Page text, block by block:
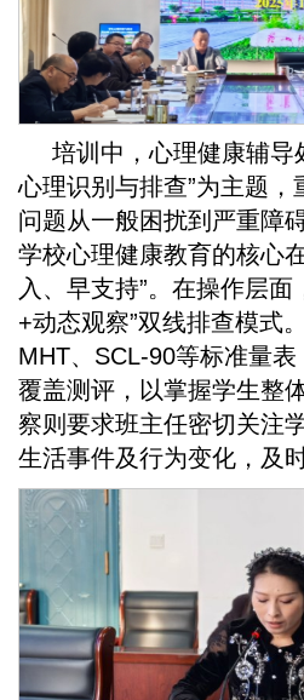
培训中，心理健康辅导
心理识别与排查”为主题，
问题从一般困扰到严重障
学校心理健康教育的核心
入、早支持”。在操作层面
+动态观察”双线排查模式
MHT、SCL-90等标准量
覆盖测评，以掌握学生整
察则要求班主任密切关注
生活事件及行为变化，及